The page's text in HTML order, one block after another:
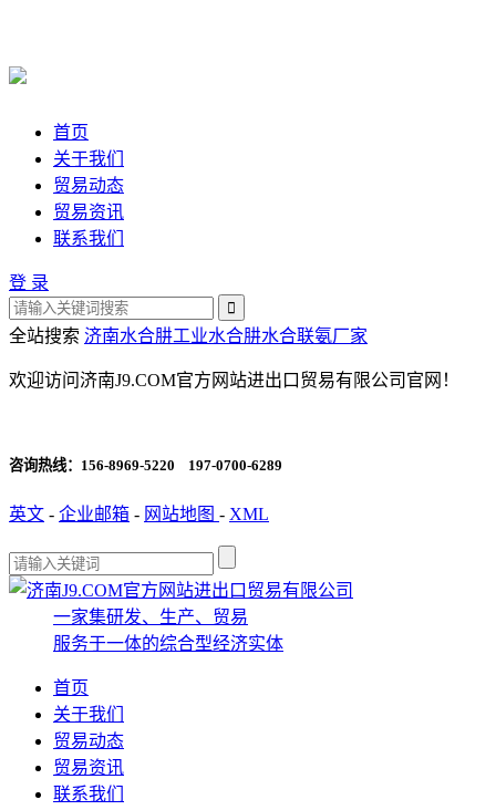
首页
关于我们
贸易动态
贸易资讯
联系我们
登 录
全站搜索 济南水合肼工业水合肼水合联氨厂家
欢迎访问济南J9.COM官方网站进出口贸易有限公司官网！
咨询热线： 156-8969-5220 197-0700-6289
英文 - 企业邮箱 - 网站地图 - XML
一家集研发、生产、贸易
服务于一体的综合型经济实体
首页
关于我们
贸易动态
贸易资讯
联系我们